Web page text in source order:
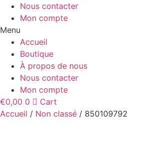
Nous contacter
Mon compte
Menu
Accueil
Boutique
À propos de nous
Nous contacter
Mon compte
€0,00 0
Cart
Accueil / Non classé / 850109792